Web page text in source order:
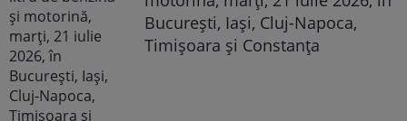
București, Iași, Cluj-Napoca,
Timișoara și Constanța